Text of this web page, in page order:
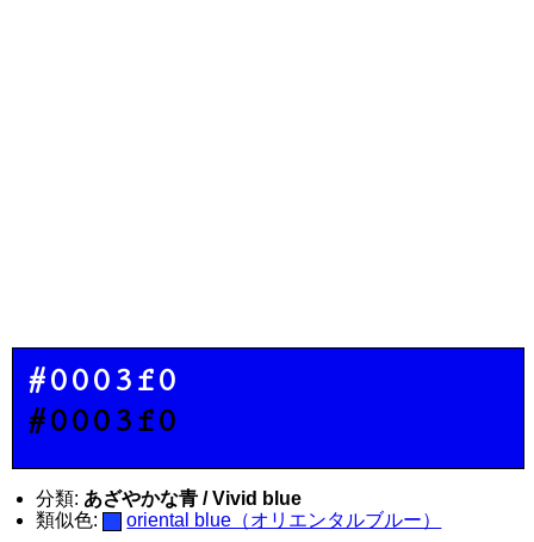
#0003f0
#0003f0
分類: あざやかな青 / Vivid blue
類似色:
oriental blue（オリエンタルブルー）